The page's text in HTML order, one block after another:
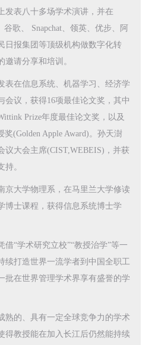
发表八十多场学术演讲，并在
谷歌、 Snapchat、领英、优步、阿
日报集团等顶级机构做数字化转
请分享和培训。
表在信息系统、机器学习、经济学
会议，获得16项最佳论文奖，其中
Prize年度最佳论文奖，以及
(Golden Apple Award)。孙天澍
议大会主席(CIST,WEBEIS)，并获
。
京大学物理系，在马里兰大学修读
博士课程，获得信息系统博士学
借“学术研究立校”“教授治学”等一
续打造世界一流学者到中国全职工
批在世界管理学术界享有盛誉的学
熟的、具有一定全球竞争力的学术
得教授能在加入长江后仍然能持续